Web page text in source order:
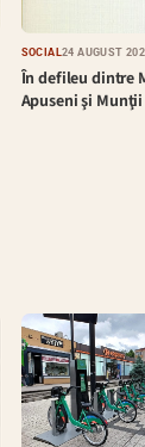
SOCIAL24 AUGUST
În defileu dintre
Apuseni şi